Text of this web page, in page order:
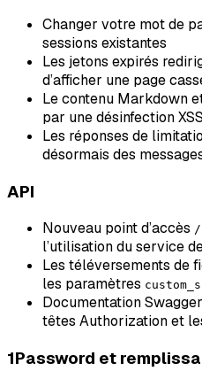
Changer votre mot de
sessions existantes
Les jetons expirés
d’afficher une page
Le contenu Markdown
par une désinfection
Les réponses de
désormais des
API
Nouveau point d’accès /
l’utilisation du service
Les téléversements de
les paramètres
Documentation
têtes Authorization et
1Password et